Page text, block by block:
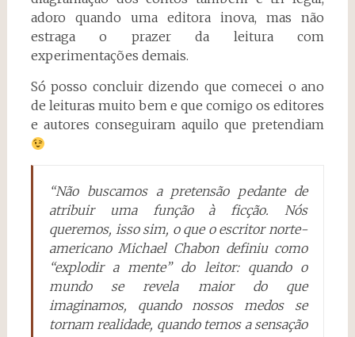
adoro quando uma editora inova, mas não
estraga o prazer da leitura com
experimentações demais.
Só posso concluir dizendo que comecei o ano
de leituras muito bem e que comigo os editores
e autores conseguiram aquilo que pretendiam
“Não buscamos a pretensão pedante de
atribuir uma função à ficção. Nós
queremos, isso sim, o que o escritor norte-
americano Michael Chabon definiu como
“explodir a mente” do leitor: quando o
mundo se revela maior do que
imaginamos, quando nossos medos se
tornam realidade, quando temos a sensação